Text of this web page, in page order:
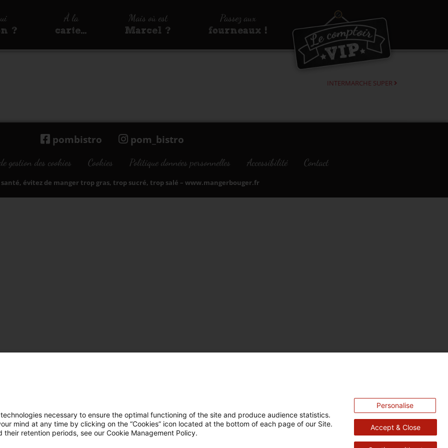
?
À la
carte…
Mais où est
Marcel ?
Passez aux
fourneaux !
INTERMARCHE SUPER
pombistro pom_bistro
gestion des cookies Cookies Politique données personnelles Accessibilité Contact
évitez de manger trop gras, trop sucré, trop salé – www.mangerbouger.fr
necessary to ensure the optimal functioning of the site and produce audience statistics.
mind at any time by clicking on the “Cookies” icon located at the bottom of each page of our Site.
retention periods, see our Cookie Management Policy.
Personalise
Accept & Close